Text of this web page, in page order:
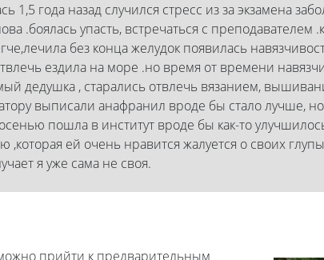
1,5 года назад случился стресс из за экзамена
.боялась упасть, встречаться с
без конца желудок появилась
ездила на море .но время от времени
дедушка , старались отвлечь вязанием,
выписали анафранил вроде бы стало лучше,
пошла в институт вроде бы как-то
,которая ей очень нравится жалуется о своих
я уже сама не своя.
прийти к предварительным